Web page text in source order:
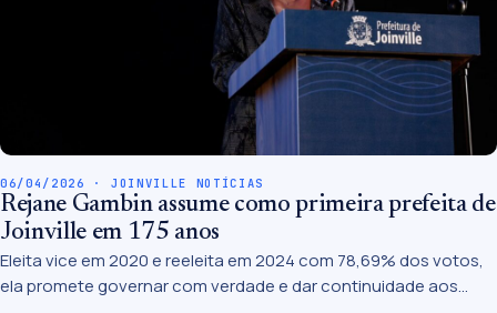
06/04/2026 · JOINVILLE NOTÍCIAS
Rejane Gambin assume como primeira prefeita de
Joinville em 175 anos
Eleita vice em 2020 e reeleita em 2024 com 78,69% dos votos,
ela promete governar com verdade e dar continuidade aos